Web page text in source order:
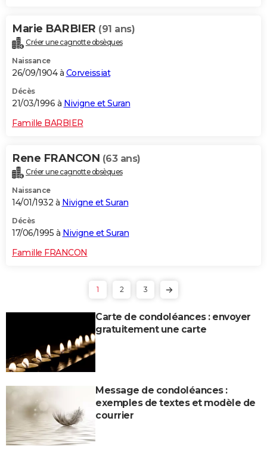
Marie BARBIER (91 ans)
Créer une cagnotte obsèques
Naissance
26/09/1904 à Corveissiat
Décès
21/03/1996 à Nivigne et Suran
Famille BARBIER
Rene FRANCON (63 ans)
Créer une cagnotte obsèques
Naissance
14/01/1932 à Nivigne et Suran
Décès
17/06/1995 à Nivigne et Suran
Famille FRANCON
1 2 3
Carte de condoléances : envoyer
gratuitement une carte
Message de condoléances :
exemples de textes et modèle de
courrier